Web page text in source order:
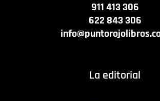
911 413 306
622 843 306
La editorial